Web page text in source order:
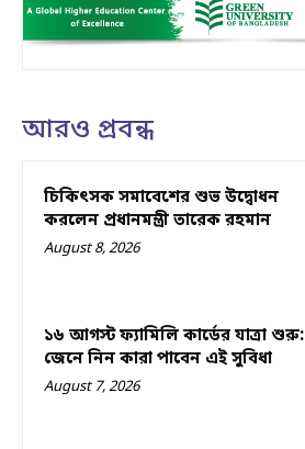
আরও প্রবন্ধ
চিকিৎসক সমাবেশের শুভ উদ্বোধন
করলেন প্রধানমন্ত্রী তারেক রহমান
August 8, 2026
১৬ আগস্ট ফ্যামিলি কার্ডের যাত্রা শুরু:
জেনে নিন কারা পাবেন এই সুবিধা
August 7, 2026